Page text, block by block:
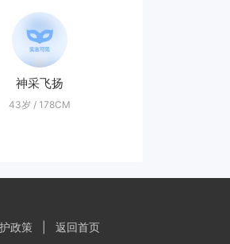
神采飞扬
43岁 / 178CM
政策 返回首页